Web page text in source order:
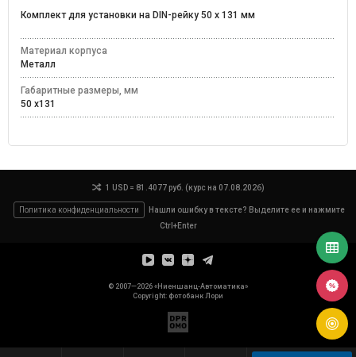
Комплект для установки на DIN-рейку 50 x 131 мм
Материал корпуса
Металл
Габаритные размеры, мм
50 x131
1 USD = 81.4077 руб. (курс на 07.08.2026)
Политика конфиденциальности
Нашли ошибку в тексте? Выделите ее и нажмите
Ctrl+Enter
© 2007—2026 «Ниеншанц-Автоматика»
Copyright: фотобанк Лори